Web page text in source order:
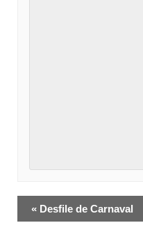
Navegación
del
« Desfile de Carnaval